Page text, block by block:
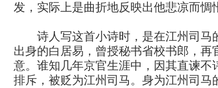
发，实际上是曲折地反映出他悲凉而惆
诗人写这首小诗时，是在江州司马
出身的白居易，曾授秘书省校书郎，再
意。谁知几年京官生涯中，因其直谏不
排斥，被贬为江州司马。身为江州司马